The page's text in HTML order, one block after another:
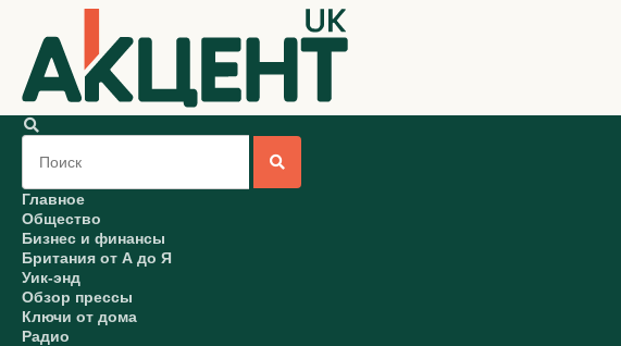
Главное
Общество
Бизнес и финансы
Британия от А до Я
Уик-энд
Обзор прессы
Ключи от дома
Радио